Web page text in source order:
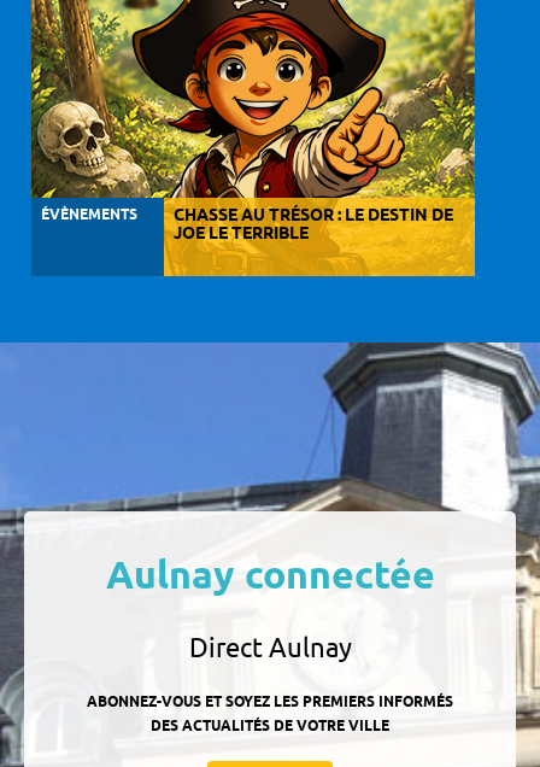
ÉVÈNEMENTS CHASSE AU TRÉSOR : LE DESTIN DE
JOE LE TERRIBLE
Aulnay connectée
Direct Aulnay
ABONNEZ-VOUS ET SOYEZ LES PREMIERS INFORMÉS
DES ACTUALITÉS DE VOTRE VILLE